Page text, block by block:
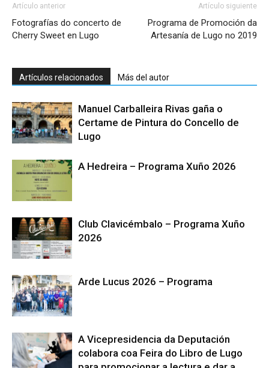
Artículo anterior
Fotografías do concerto de
Cherry Sweet en Lugo
Artículo siguiente
Programa de Promoción da
Artesanía de Lugo no 2019
Artículos relacionados Más del autor
Manuel Carballeira Rivas gaña o
Certame de Pintura do Concello de
Lugo
A Hedreira – Programa Xuño 2026
Club Clavicémbalo – Programa Xuño
2026
Arde Lucus 2026 – Programa
A Vicepresidencia da Deputación
colabora coa Feira do Libro de Lugo